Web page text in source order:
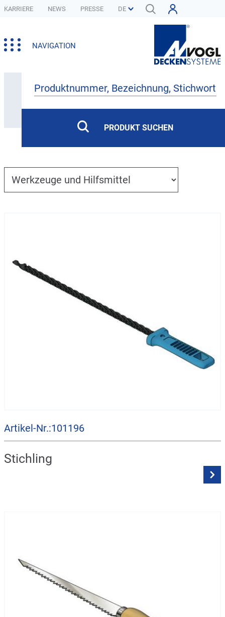
KARRIERE NEWS PRESSE
NAVIGATION
Produkte
PRODUKT SUCHEN
Artikel-Nr.:101196
Stichling